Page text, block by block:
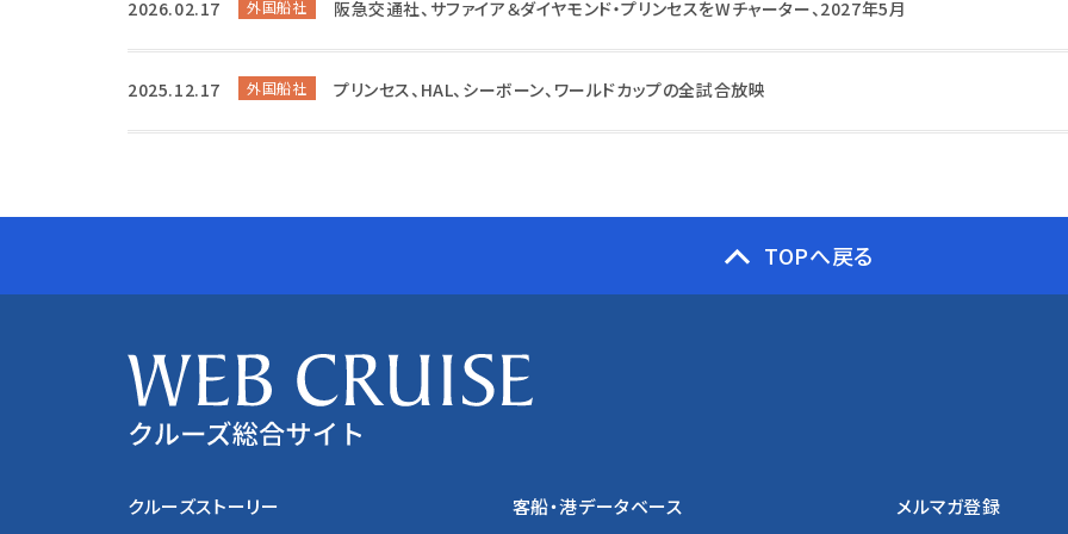
2026.02.17 外国船社 阪急交通社、サファイア＆ダイヤモンド・プリンセスをWチャーター、2027年5月
2025.12.17 外国船社 プリンセス、HAL、シーボーン、ワールドカップの全試合放映
TOPへ戻る
クルーズストーリー 客船・港データベース メルマガ登録